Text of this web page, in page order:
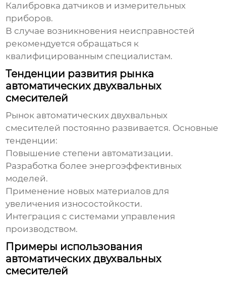
Калибровка датчиков и измерительных
приборов.
В случае возникновения неисправностей
рекомендуется обращаться к
квалифицированным специалистам.
Тенденции развития рынка
автоматических двухвальных
смесителей
Рынок автоматических двухвальных
смесителей постоянно развивается. Основные
тенденции:
Повышение степени автоматизации.
Разработка более энергоэффективных
моделей.
Применение новых материалов для
увеличения износостойкости.
Интеграция с системами управления
производством.
Примеры использования
автоматических двухвальных
смесителей